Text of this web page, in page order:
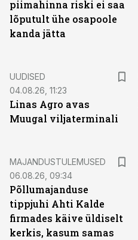
piimahinna riski ei saa
lõputult ühe osapoole
kanda jätta
UUDISED
04.08.26, 11:23
Linas Agro avas
Muugal viljaterminali
MAJANDUSTULEMUSED
06.08.26, 09:34
Põllumajanduse
tippjuhi Ahti Kalde
firmades käive üldiselt
kerkis, kasum samas